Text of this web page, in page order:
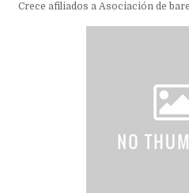
Crece afiliados a Asociación de